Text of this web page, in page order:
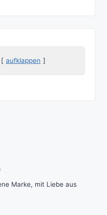
aufklappen
Marke, mit Liebe aus